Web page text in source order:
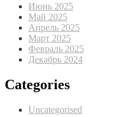
Июнь 2025
Май 2025
Апрель 2025
Март 2025
Февраль 2025
Декабрь 2024
Categories
Uncategorised